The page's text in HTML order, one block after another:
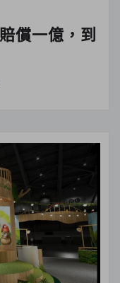
償一億，到